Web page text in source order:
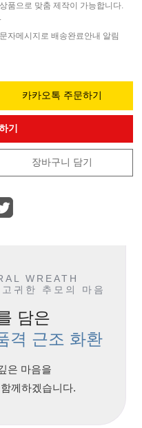
품으로 맞춤 제작이 가능합니다.
자메시지로 배송완료안내 알림
카카오톡 주문하기
기
장바구니 담기
WREATH
귀한 추모의 마음
담은
격 근조 화환
은 마음을
께하겠습니다.